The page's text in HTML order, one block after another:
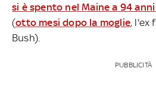
si è spento nel Maine a 94
(otto mesi dopo la moglie, l'ex
Bush).
PUBBLICITÀ